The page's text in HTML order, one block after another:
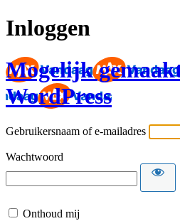
Inloggen
Mogelijk
WordPress
Gebruikersnaam of e-mailadres
Wachtwoord
Onthoud mij